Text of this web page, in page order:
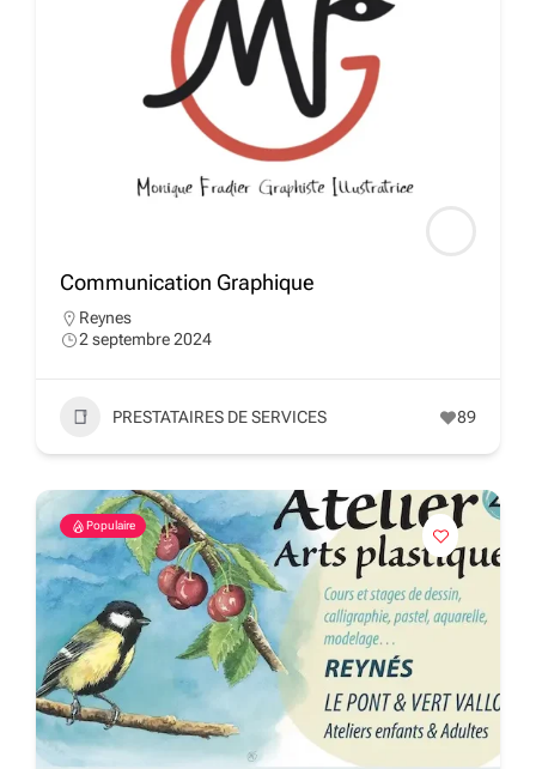
Communication Graphique
Reynes
2 septembre 2024
PRESTATAIRES DE SERVICES 89
Populaire